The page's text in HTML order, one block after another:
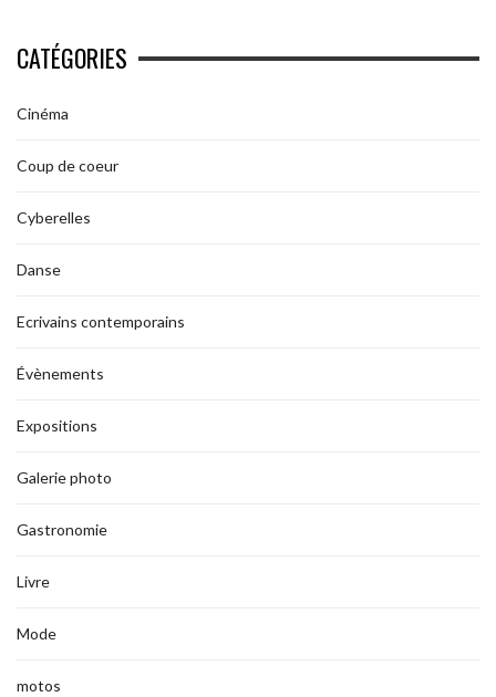
CATÉGORIES
Cinéma
Coup de coeur
Cyberelles
Danse
Ecrivains contemporains
Évènements
Expositions
Galerie photo
Gastronomie
Livre
Mode
motos